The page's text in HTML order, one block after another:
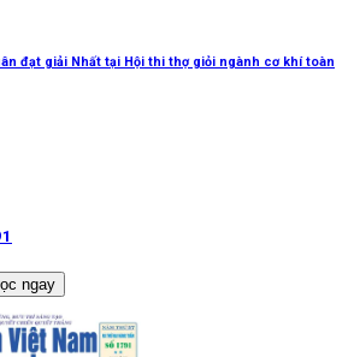
đạt giải Nhất tại Hội thi thợ giỏi ngành cơ khí toàn
ngay